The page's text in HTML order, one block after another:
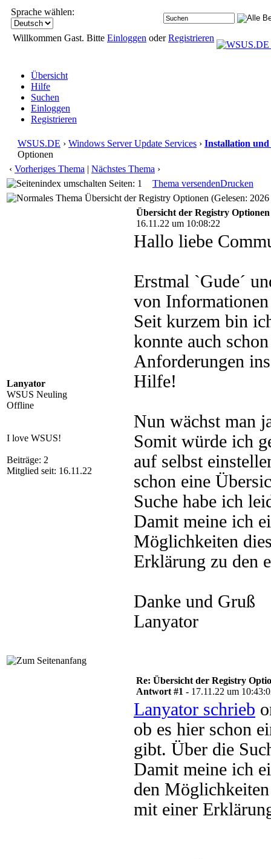
Sprache wählen:
Willkommen Gast. Bitte Einloggen oderRegistrieren
Übersicht
Hilfe
Suchen
Einloggen
Registrieren
WSUS.DE › Windows Server Update Services › Installation
Optionen
‹ Vorheriges Thema | Nächstes Thema ›
Seiten: 1
Thema versendenDrucken
Übersicht der Registry Optionen (Gelesen:
Lanyator
WSUS Neuling
Offline
I love WSUS!
Beiträge: 2
Mitglied seit: 16.11.22
Übersicht der Registry Optionen
16.11.22 um 10:08:22
Hallo liebe
Erstmal `Gude´
von
Seit kurzem bin
konnte auch
Anforderungen
Hilfe!
Nun wächst man
Somit würde ich
auf selbst
schon eine
Suche habe ich
Damit meine ich
Möglichkeiten
Erklärung zu den
Danke und Gruß
Lanyator
Re: Übersicht der Registry
Antwort #1 - 17.11.22 um
Lanyator schrieb
ob es hier schon
gibt. Über die
Damit meine ich
den
mit einer